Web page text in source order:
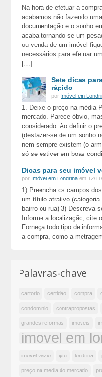
Na hora de efetuar a
acabamos não fazendo
documentação e o sonho
acaba tornando-se um
ou venda de um imóvel
necessários para efetuar
[…]
Sete dicas
rápido
por Imóvel em
1. Deixe o preço na média
mercado. Parece óbvio,
considerado. Ao definir o
(desfazer-se de um sonho
nem sempre existem (o
só se estiver em boas
Dicas para seu imóvel
por Imóvel em Londrina em 12/
1) Preencha os campos
um título atrativo
bairro ou rua) 3) Descreva
Informe a localização, cite
Forneça todo tipo de
a compra, como a
Palavras-chave
cartorio certidao compra
condominio contrapropostas
grandes reformas imoveis
imovel em
imovel vazio iptu londrina
preço na media do mercado